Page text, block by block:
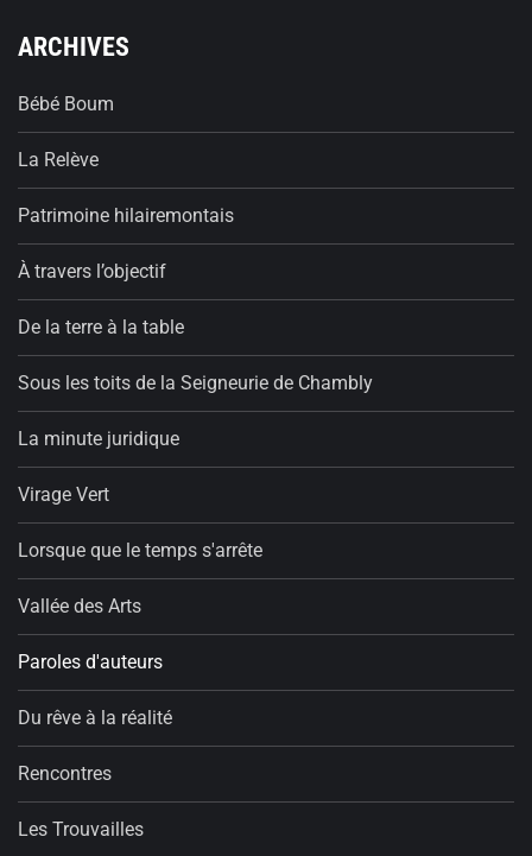
ARCHIVES
Bébé Boum
La Relève
Patrimoine hilairemontais
À travers l’objectif
De la terre à la table
Sous les toits de la Seigneurie de Chambly
La minute juridique
Virage Vert
Lorsque que le temps s'arrête
Vallée des Arts
Paroles d'auteurs
Du rêve à la réalité
Rencontres
Les Trouvailles